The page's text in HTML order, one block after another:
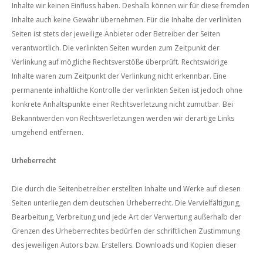
Inhalte wir keinen Einfluss haben. Deshalb können wir für diese fremden
Inhalte auch keine Gewähr übernehmen. Für die Inhalte der verlinkten
Seiten ist stets der jeweilige Anbieter oder Betreiber der Seiten
verantwortlich. Die verlinkten Seiten wurden zum Zeitpunkt der
Verlinkung auf mögliche Rechtsverstöße überprüft. Rechtswidrige
Inhalte waren zum Zeitpunkt der Verlinkung nicht erkennbar. Eine
permanente inhaltliche Kontrolle der verlinkten Seiten ist jedoch ohne
konkrete Anhaltspunkte einer Rechtsverletzung nicht zumutbar. Bei
Bekanntwerden von Rechtsverletzungen werden wir derartige Links
umgehend entfernen.
Urheberrecht
Die durch die Seitenbetreiber erstellten Inhalte und Werke auf diesen
Seiten unterliegen dem deutschen Urheberrecht. Die Vervielfältigung,
Bearbeitung, Verbreitung und jede Art der Verwertung außerhalb der
Grenzen des Urheberrechtes bedürfen der schriftlichen Zustimmung
des jeweiligen Autors bzw. Erstellers. Downloads und Kopien dieser